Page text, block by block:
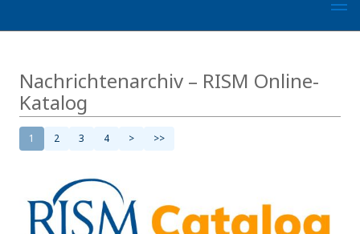
Nachrichtenarchiv – RISM Online-
Katalog
1 2 3 4 > >>